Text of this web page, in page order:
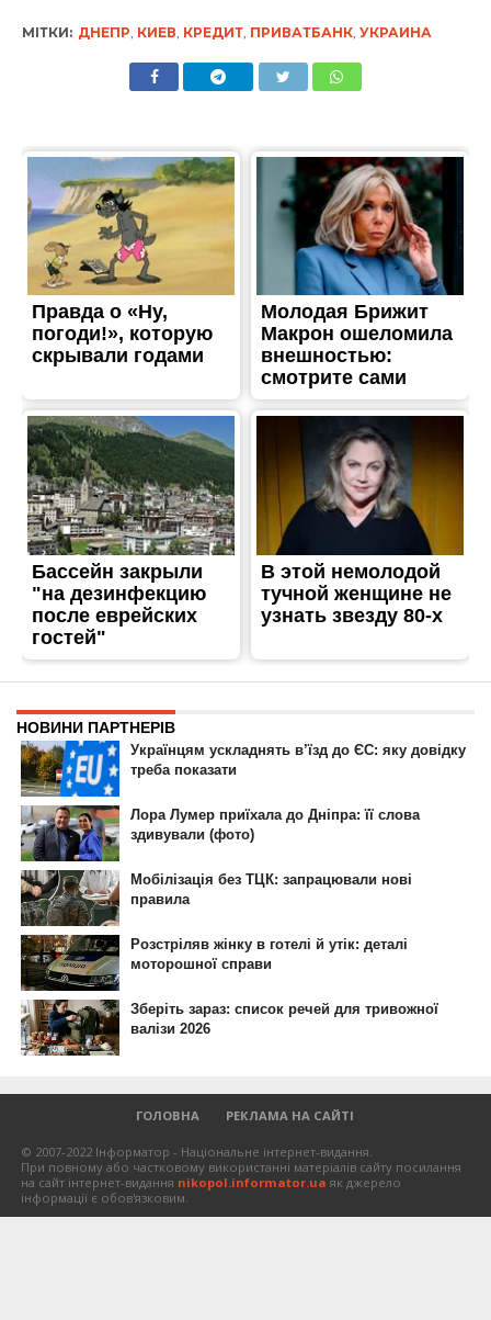
МІТКИ: ДНЕПР, КИЕВ, КРЕДИТ, ПРИВАТБАНК, УКРАИНА
ГОЛОВНА РЕКЛАМА НА САЙТІ
© 2007-2022 Інформатор - Національне інтернет-видання.
При повному або частковому використанні матеріалів сайту посилання
на сайт інтернет-видання nikopol.informator.ua як джерело
інформації є обов'язковим.